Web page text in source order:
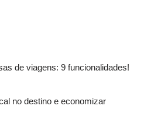
de viagens: 9 funcionalidades!
no destino e economizar